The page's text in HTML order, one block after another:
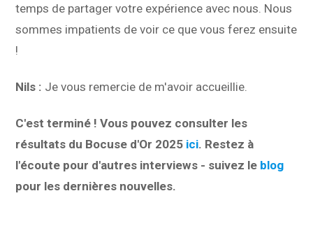
temps de partager votre expérience avec nous. Nous
sommes impatients de voir ce que vous ferez ensuite
!
Nils : Je vous remercie de m'avoir accueillie.
C'est terminé ! Vous pouvez consulter les
résultats du Bocuse d'Or 2025 ici. Restez à
l'écoute pour d'autres interviews - suivez le blog
pour les dernières nouvelles.